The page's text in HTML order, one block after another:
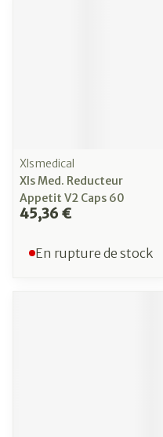
Xlsmedical
Xls Med. Reducteur
Appetit V2 Caps 60
45,36 €
En rupture de stock